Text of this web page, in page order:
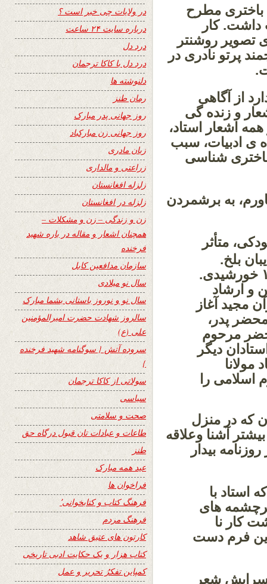
باختری مطرح
داشت. کار
تصویر روشنتر
پرتو نادری در
از آگاهی
و زنده گی
اشعار استاد،
ی ادبیات، سبب
شناسی
به برشمردن
متأثر
بلخ.
متولد «بیست و چهارم حوت سال ۱۳۲۱ خورشیدی.
و ارشاد
مجید آغاز
پدر،
مرحوم
دیگر
را
که در منزل
آشنا وعلاقه
بیدار
استاد با
سرچشمه های
کار نا
فرم دست
سرایش شعر
در ولایات چی خبر است ؟
درباره سایت ۲۴ ساعت
درد دل
درد دل با کاکا ترجمان
دلنوشته ها
رمان طنز
روز جهانی پدر مبارک
روز جهانی زن مبارکباد
زبان مادری
زراعتی و مالداری
زلزله افغانستان
زلزله در افغانستان
زن و زندگی – زن و مشکلات –
همچنان اشعار و مقاله در باره شهید
فرخنده
سازمان مدافعین کابل
سال نو میلادی
سال نو و نوروز باستانی بشما مبارک
سالروز شهادت حضرت امیرالمؤمنین
علی (ع)
سروده آتش { سوگنامه شهید فرخنده
}
سولاتی از کاکا ترجمان
سیاسی
صحت و سلامتی
طاعات و عبادات تان قبول درگاه حق
طنز
عید همه مبارک
فراخوان ها
فرهنگ کتاب و کتابخوانی٬
فرهنگ مردم
کارتون های عتیق شاهد
کتاب هزار و یک حکایت ادبی تاریخی
کمپاین تفکرُ تحریر و عمل